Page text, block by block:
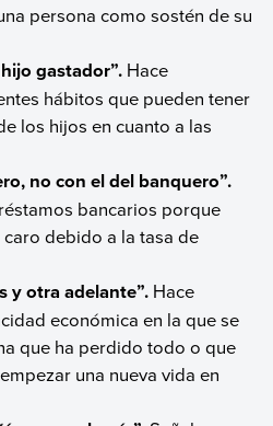
persona como sostén de su
gastador”. Hace
hábitos que pueden tener
los hijos en cuanto a las
no con el del banquero”.
bancarios porque
debido a la tasa de
y otra adelante”. Hace
económica en la que se
que ha perdido todo o que
una nueva vida en